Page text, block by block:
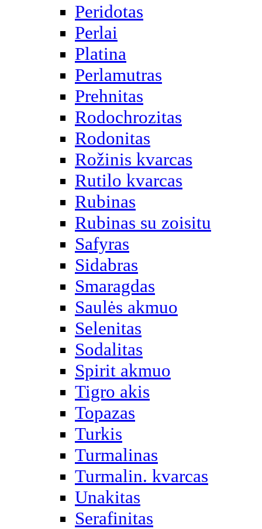
Peridotas
Perlai
Platina
Perlamutras
Prehnitas
Rodochrozitas
Rodonitas
Rožinis kvarcas
Rutilo kvarcas
Rubinas
Rubinas su zoisitu
Safyras
Sidabras
Smaragdas
Saulės akmuo
Selenitas
Sodalitas
Spirit akmuo
Tigro akis
Topazas
Turkis
Turmalinas
Turmalin. kvarcas
Unakitas
Serafinitas